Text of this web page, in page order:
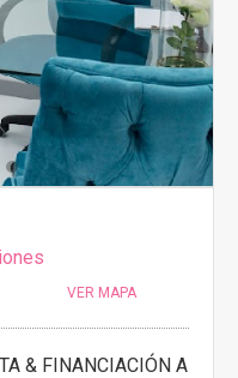
VER MAPA
& FINANCIACIÓN A